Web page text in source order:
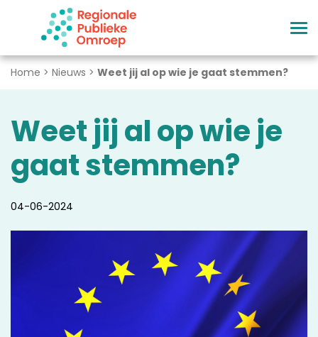
Naar hoofdinhoud
Home > Nieuws > Weet jij al op wie je gaat stemmen?
Weet jij al op wie je
gaat stemmen?
04-06-2024